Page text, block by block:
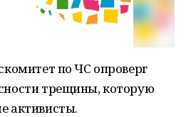
по ЧС опроверг
трещины, которую
активисты.